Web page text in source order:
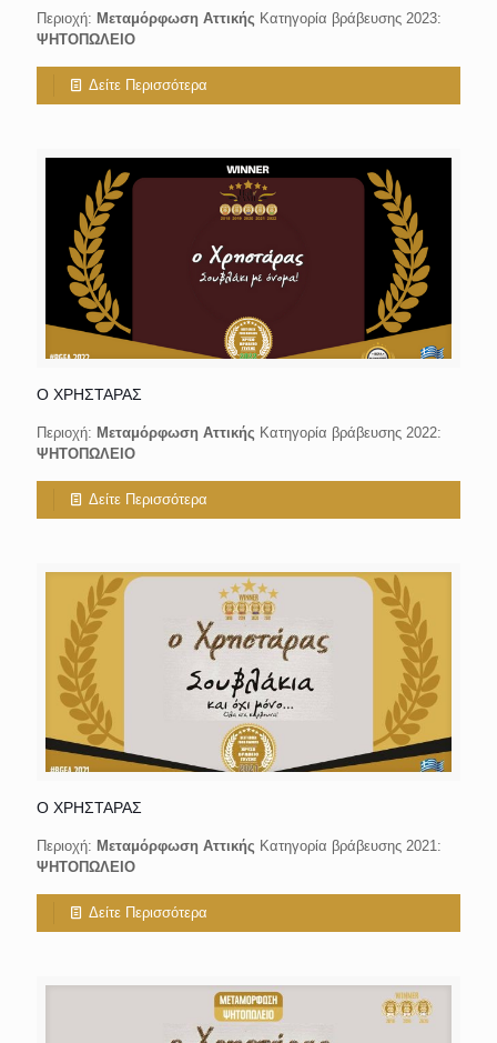
Περιοχή: Μεταμόρφωση Αττικής Κατηγορία βράβευσης 2023:
ΨΗΤΟΠΩΛΕΙΟ
Δείτε Περισσότερα
Ο ΧΡΗΣΤΑΡΑΣ
Περιοχή: Μεταμόρφωση Αττικής Κατηγορία βράβευσης 2022:
ΨΗΤΟΠΩΛΕΙΟ
Δείτε Περισσότερα
Ο ΧΡΗΣΤΑΡΑΣ
Περιοχή: Μεταμόρφωση Αττικής Κατηγορία βράβευσης 2021:
ΨΗΤΟΠΩΛΕΙΟ
Δείτε Περισσότερα